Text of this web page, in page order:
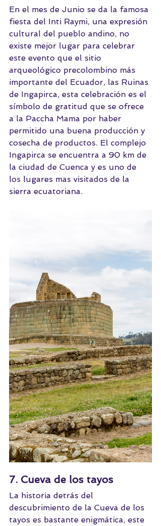
En el mes de Junio se da la famosa
fiesta del Inti Raymi, una expresión
cultural del pueblo andino, no
existe mejor lugar para celebrar
este evento que el sitio
arqueológico precolombino más
importante del Ecuador, las Ruinas
de Ingapirca, esta celebración es el
símbolo de gratitud que se ofrece
a la Paccha Mama por haber
permitido una buena producción y
cosecha de productos. El complejo
Ingapirca se encuentra a 90 km de
la ciudad de Cuenca y es uno de
los lugares mas visitados de la
sierra ecuatoriana.
7. Cueva de los tayos
La historia detrás del
descubrimiento de la Cueva de los
tayos es bastante enigmática, este